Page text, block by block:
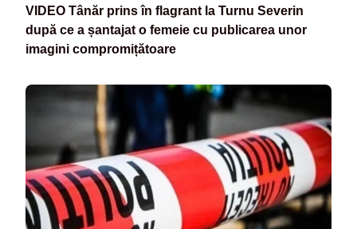
VIDEO Tânăr prins în flagrant la Turnu Severin
după ce a șantajat o femeie cu publicarea unor
imagini compromițătoare